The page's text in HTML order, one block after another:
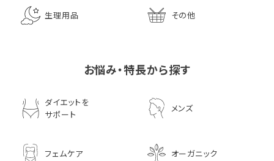
生理用品 その他
お悩み・特長から探す
ダイエットを
サポート
メンズ
フェムケア オーガニック